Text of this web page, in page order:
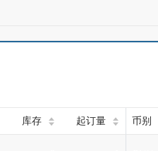
库存 起订量 币别